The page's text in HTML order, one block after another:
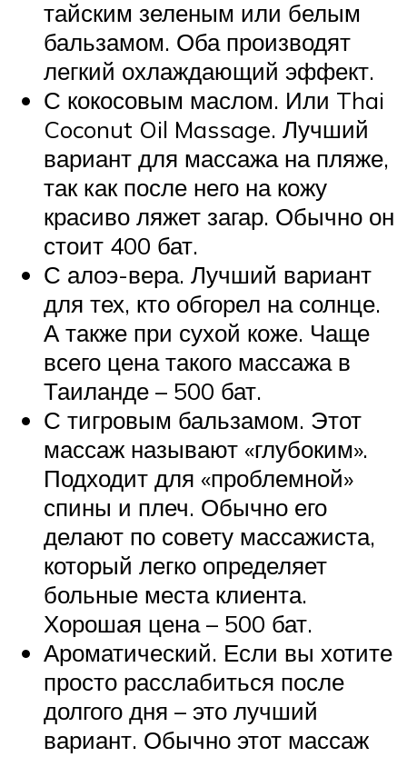
тайским зеленым или белым
бальзамом. Оба производят
легкий охлаждающий эффект.
С кокосовым маслом. Или Thai
Coconut Oil Massage. Лучший
вариант для массажа на пляже,
так как после него на кожу
красиво ляжет загар. Обычно он
стоит 400 бат.
С алоэ-вера. Лучший вариант
для тех, кто обгорел на солнце.
А также при сухой коже. Чаще
всего цена такого массажа в
Таиланде – 500 бат.
С тигровым бальзамом. Этот
массаж называют «глубоким».
Подходит для «проблемной»
спины и плеч. Обычно его
делают по совету массажиста,
который легко определяет
больные места клиента.
Хорошая цена – 500 бат.
Ароматический. Если вы хотите
просто расслабиться после
долгого дня – это лучший
вариант. Обычно этот массаж